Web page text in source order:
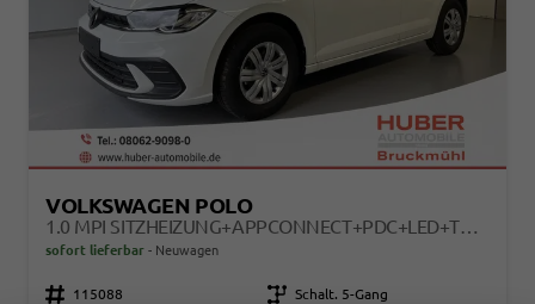
VOLKSWAGEN POLO
1.0 MPI SITZHEIZUNG+APPCONNECT+PDC+LED+TOUCH+LICHTSENSOR+MULTILENKRAD
sofort lieferbar Neuwagen
Fahrzeugnr. 115088 Getriebe Schalt. 5-Gang